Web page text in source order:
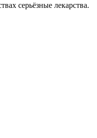
серьёзные лекар­ства.